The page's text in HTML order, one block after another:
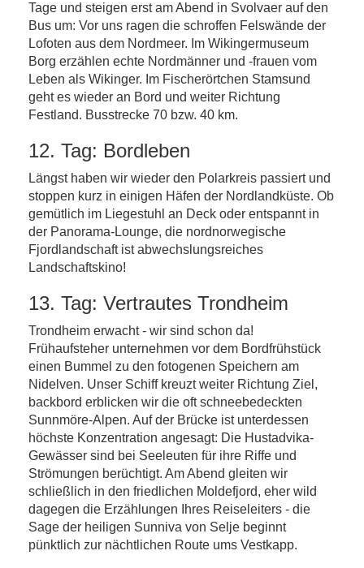
Tage und steigen erst am Abend in Svolvaer auf den
Bus um: Vor uns ragen die schroffen Felswände der
Lofoten aus dem Nordmeer. Im Wikingermuseum
Borg erzählen echte Nordmänner und -frauen vom
Leben als Wikinger. Im Fischerörtchen Stamsund
geht es wieder an Bord und weiter Richtung
Festland. Busstrecke 70 bzw. 40 km.
12. Tag: Bordleben
Längst haben wir wieder den Polarkreis passiert und
stoppen kurz in einigen Häfen der Nordlandküste. Ob
gemütlich im Liegestuhl an Deck oder entspannt in
der Panorama-Lounge, die nordnorwegische
Fjordlandschaft ist abwechslungsreiches
Landschaftskino!
13. Tag: Vertrautes Trondheim
Trondheim erwacht - wir sind schon da!
Frühaufsteher unternehmen vor dem Bordfrühstück
einen Bummel zu den fotogenen Speichern am
Nidelven. Unser Schiff kreuzt weiter Richtung Ziel,
backbord erblicken wir die oft schneebedeckten
Sunnmöre-Alpen. Auf der Brücke ist unterdessen
höchste Konzentration angesagt: Die Hustadvika-
Gewässer sind bei Seeleuten für ihre Riffe und
Strömungen berüchtigt. Am Abend gleiten wir
schließlich in den friedlichen Moldefjord, eher wild
dagegen die Erzählungen Ihres Reiseleiters - die
Sage der heiligen Sunniva von Selje beginnt
pünktlich zur nächtlichen Route ums Vestkapp.